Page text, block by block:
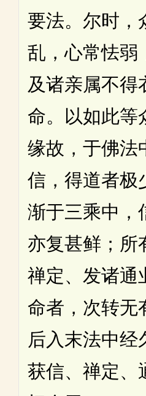
要法。尔时，
乱，心常怯弱
及诸亲属不得
命。以如此等
缘故，于佛法
信，得道者极
渐于三乘中，
亦复甚鲜；所
禅定、发诸通
命者，次转无
后入末法中经
获信、禅定、